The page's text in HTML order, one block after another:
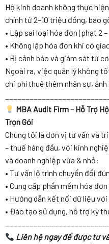
Hộ kinh doanh không thực
chính từ 2–10 triệu đồng, bao
• Lập sai loại hóa đơn (phạt 2
• Không lập hóa đơn khi có
• Bị cảnh báo và giám sát từ
Ngoài ra, việc quản lý không
chi phí thuê thêm nhân sự,
MBA Audit Firm – Hỗ Trợ
Trọn Gói
Chúng tôi là đơn vị tư vấn và
– thuế hàng đầu, với kinh
và doanh nghiệp vừa & nhỏ:
• Tư vấn lộ trình chuyển đổi
• Cung cấp phần mềm hóa
• Hướng dẫn kết nối dữ liệu
• Đào tạo sử dụng, hỗ trợ kỹ
Liên hệ ngay để được tư